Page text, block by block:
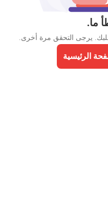
ما.
يرجى التحقق مرة أخرى.
الرئيسية